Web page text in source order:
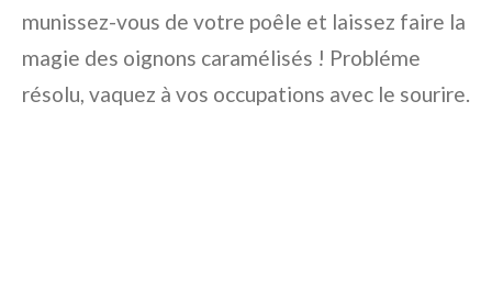
munissez-vous de votre poêle et laissez faire la
magie des oignons caramélisés ! Probléme
résolu, vaquez à vos occupations avec le sourire.